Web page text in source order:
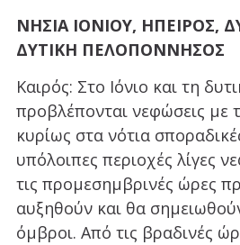
ΝΗΣΙΑ ΙΟΝΙΟΥ, ΗΠΕΙΡΟΣ,
ΔΥΤΙΚΗ ΠΕΛΟΠΟΝΝΗΣΟΣ
Καιρός: Στο Ιόνιο και τη
προβλέπονται νεφώσεις με
κυρίως στα νότια
υπόλοιπες περιοχές λίγες
τις προμεσημβρινές ώρες
αυξηθούν και θα
όμβροι. Από τις βραδινές